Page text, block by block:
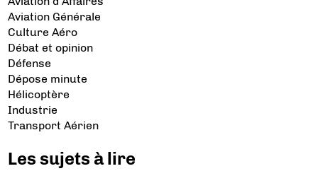
Aviation Générale
Culture Aéro
Débat et opinion
Défense
Dépose minute
Hélicoptère
Industrie
Transport Aérien
Les sujets à lire